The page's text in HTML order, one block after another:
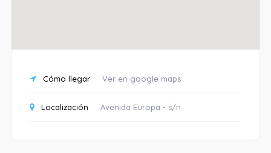
Cómo llegar Ver en google maps
Localización Avenida Europa - s/n